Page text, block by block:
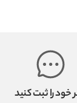
خود را ثبت کنید